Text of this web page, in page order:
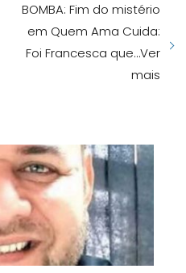
BOMBA: Fim do mistério
em Quem Ama Cuida:
Foi Francesca que…Ver
mais